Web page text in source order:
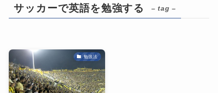
サッカーで英語を勉強する – tag –
勉強法